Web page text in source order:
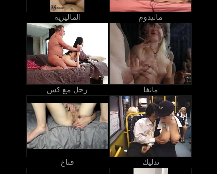
الماليزية ماليدوم
رجل مع كس مانغا
قناع تدليك